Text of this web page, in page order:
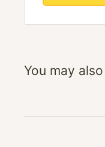
You may